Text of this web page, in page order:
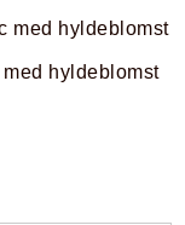
hyldeblomst